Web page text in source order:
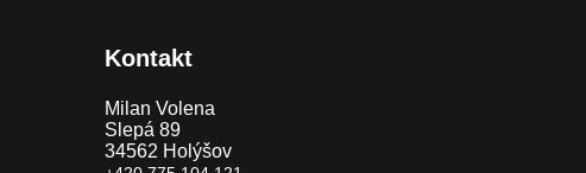
Kontakt
Milan Volena
Slepá 89
34562 Holýšov